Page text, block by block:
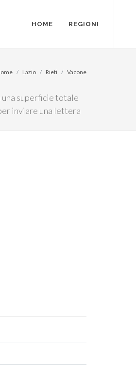
HOME REGIONI
una superficie totale
inviare una lettera
Lazio Rieti Vacone